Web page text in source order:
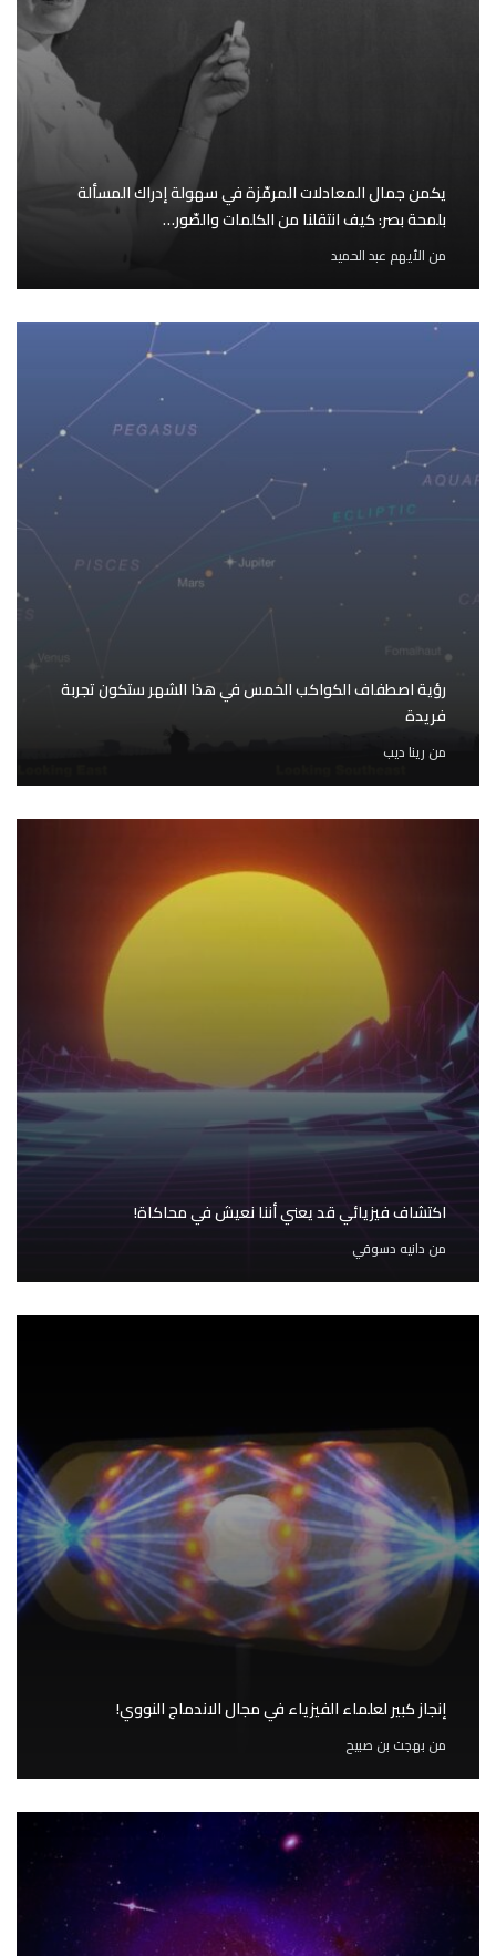
يكمن جمال المعادلات المرمّزة في سهولة إدراك المسألة
بلمحة بصر: كيف انتقلنا من الكلمات والصّور…
من الأيهم عبد الحميد
رؤية اصطفاف الكواكب الخمس في هذا الشهر ستكون تجربة
فريدة
من رينا ديب
اكتشاف فيزيائي قد يعني أننا نعيش في محاكاة!
مندانيه دسوقي
إنجاز كبير لعلماء الفيزياء في مجال الاندماج النووي!
من بهجت بن صبيح